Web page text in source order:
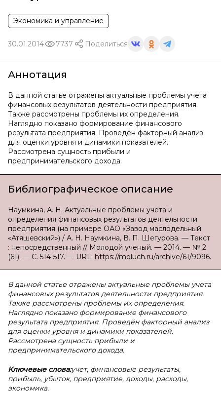
Экономика и управление
30.01.2014 7737 Поделиться
Аннотация
В данной статье отражены актуальные проблемы учета
финансовых результатов деятельности предприятия.
Также рассмотрены проблемы их определения.
Наглядно показано формирование финансового
результата предприятия. Проведён факторный анализ
для оценки уровня и динамики показателей.
Рассмотрена сущность прибыли и
предпринимательского дохода.
Библиографическое описание
Наумкина, А. Н. Актуальные проблемы учета и
определения финансовых результатов деятельности
предприятия (на примере ОАО «Завод маслодельный
«Атяшевский») / А. Н. Наумкина, В. П. Шегурова. — Текст
: непосредственный // Молодой ученый. — 2014. — № 2
(61). — С. 514-517. — URL: https://moluch.ru/archive/61/9096.
В данной статье отражены актуальные проблемы учета
финансовых результатов деятельности предприятия.
Также рассмотрены проблемы их определения.
Наглядно показано формирование финансового
результата предприятия. Проведён факторный анализ
для оценки уровня и динамики показателей.
Рассмотрена сущность прибыли и
предпринимательского дохода.
Ключевые слова:учет, финансовые результаты,
прибыль, убыток, предприятие, доходы, расходы,
экономика.